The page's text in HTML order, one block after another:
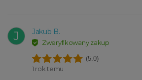
J Jakub B.
Zweryfikowany zakup
(5.0)
1 rok temu